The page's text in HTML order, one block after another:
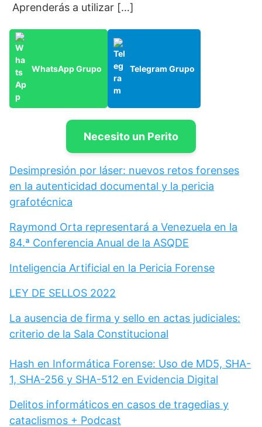
Aprenderás a utilizar […]
WhatsApp Grupo Telegram Grupo
Necesito un Perito
Desimpresión por láser: nuevos retos forenses
en la autenticidad documental y la pericia
grafotécnica
Raymond Orta representará a Venezuela en la
84.ª Conferencia Anual de la ASQDE
Inteligencia Artificial en la Pericia Forense
LEY DE SELLOS 2022
La ausencia de firma y sello en actas judiciales:
criterio de la Sala Constitucional
Hash en Informática Forense: Uso de MD5, SHA-
1, SHA-256 y SHA-512 en Evidencia Digital
Delitos informáticos en casos de tragedias y
cataclismos + Podcast